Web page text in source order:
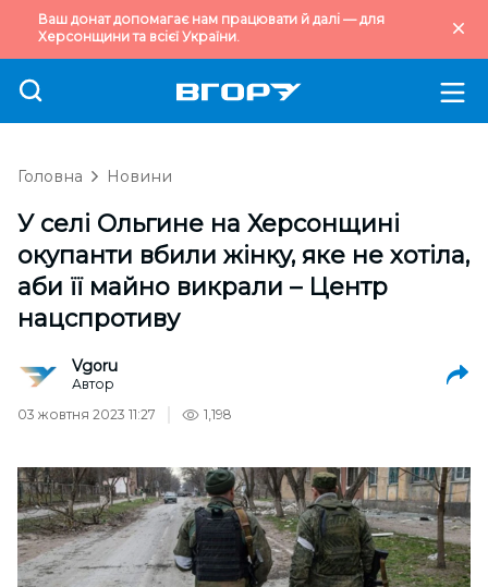
Ваш донат допомагає нам працювати й далі — для
Херсонщини та всієї України.
Головна Новини
У селі Ольгине на Херсонщині
окупанти вбили жінку, яке не хотіла,
аби її майно викрали – Центр
нацспротиву
Vgoru
Автор
03 жовтня 2023 11:27
1,198